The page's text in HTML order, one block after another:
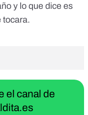
y lo que dice es
tocara.
el canal de